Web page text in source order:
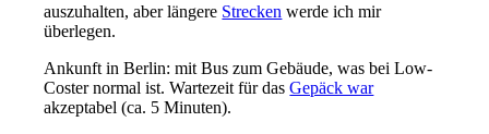
auszuhalten, aber längere Strecken werde ich mir
überlegen.
Ankunft in Berlin: mit Bus zum Gebäude, was bei Low-
Coster normal ist. Wartezeit für dasGepäck war
akzeptabel (ca. 5 Minuten).